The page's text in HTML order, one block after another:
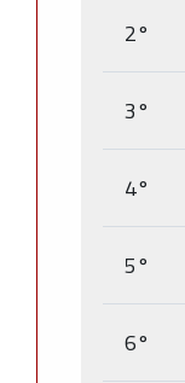
2°
3°
4°
5°
6°